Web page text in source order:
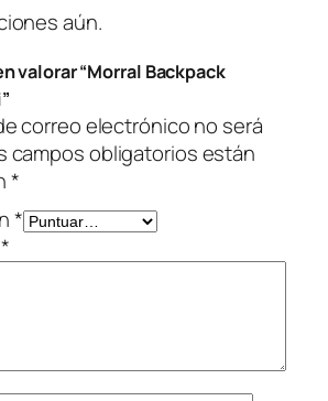
aún.
valorar “Morral Backpack
correo electrónico no será
campos obligatorios están
*
*
*